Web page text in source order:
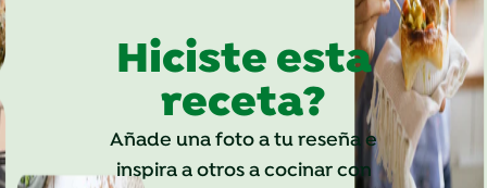
Hiciste esta
receta?
Añade una foto a tu reseña e
inspira a otros a cocinar con